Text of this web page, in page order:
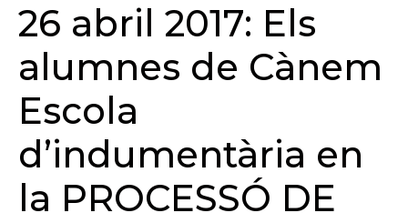
26 abril 2017: Els
alumnes de Cànem
Escola
d’indumentària en
la PROCESSÓ DE